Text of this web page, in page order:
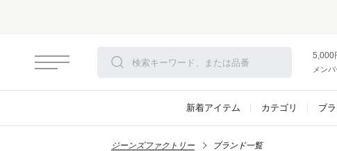
5,000
メン
新着アイテム カテゴリ ブ
ジーンズファクトリー ブランド一覧